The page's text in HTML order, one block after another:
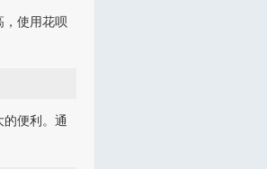
，使用花呗
便利。通